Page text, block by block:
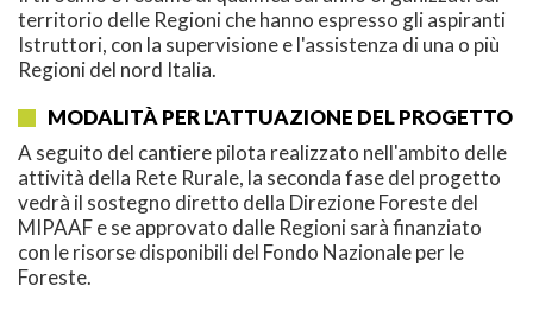
territorio delle Regioni che hanno espresso gli aspiranti
Istruttori, con la supervisione e l'assistenza di una o più
Regioni del nord Italia.
MODALITÀ PER L'ATTUAZIONE DEL PROGETTO
A seguito del cantiere pilota realizzato nell'ambito delle
attività della Rete Rurale, la seconda fase del progetto
vedrà il sostegno diretto della Direzione Foreste del
MIPAAF e se approvato dalle Regioni sarà finanziato
con le risorse disponibili del Fondo Nazionale per le
Foreste.